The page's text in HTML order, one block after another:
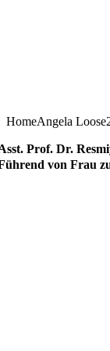
HomeAngela Loose
Prof. Dr.
von Frau